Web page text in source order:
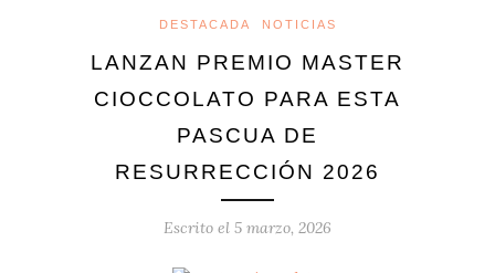
DESTACADA NOTICIAS
LANZAN PREMIO MASTER
CIOCCOLATO PARA ESTA
PASCUA DE
RESURRECCIÓN 2026
Escrito el 5 marzo, 2026